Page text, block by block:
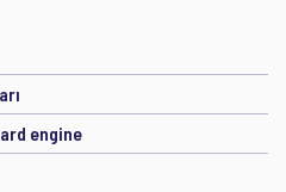
engine